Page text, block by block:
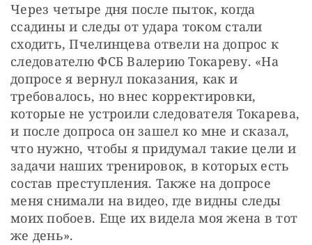
Через четыре дня после пыток, когда
ссадины и следы от удара током стали
сходить, Пчелинцева отвели на допрос к
следователю ФСБ Валерию Токареву. «На
допросе я вернул показания, как и
требовалось, но внес корректировки,
которые не устроили следователя Токарева,
и после допроса он зашел ко мне и сказал,
что нужно, чтобы я придумал такие цели и
задачи наших тренировок, в которых есть
состав преступления. Также на допросе
меня снимали на видео, где видны следы
моих побоев. Еще их видела моя жена в тот
же день».